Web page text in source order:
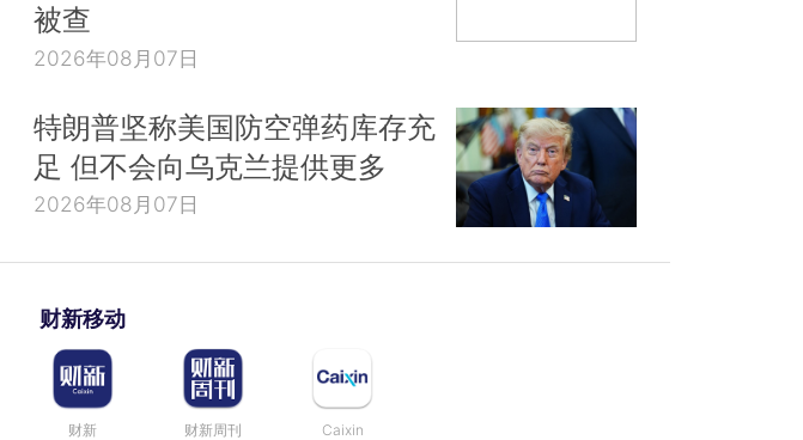
被查
2026年08月07日
特朗普坚称美国防空弹药库存充
足 但不会向乌克兰提供更多
2026年08月07日
财新移动
财新 财新周刊 Caixin